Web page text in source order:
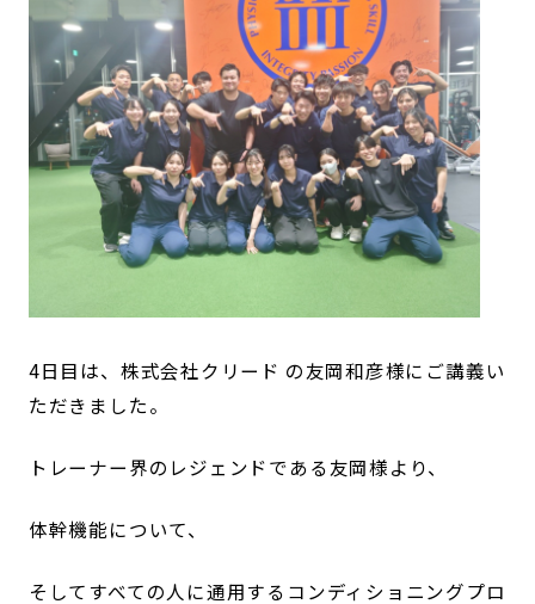
4日目は、株式会社クリード の友岡和彦様にご講義い
ただきました。
トレーナー界のレジェンドである友岡様より、
体幹機能について、
そしてすべての人に通用するコンディショニングプロ